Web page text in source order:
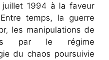
1994 à la faveur
temps, la guerre
les manipulations de
par le régime
du chaos poursuivie